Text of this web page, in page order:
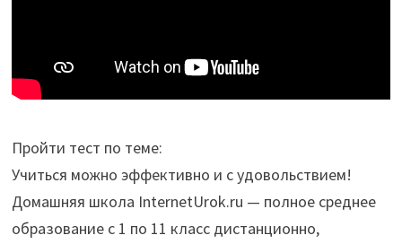
Пройти тест по теме:
Учиться можно эффективно и с удовольствием!
Домашняя школа InternetUrok.ru — полное среднее
образование с 1 по 11 класс дистанционно,